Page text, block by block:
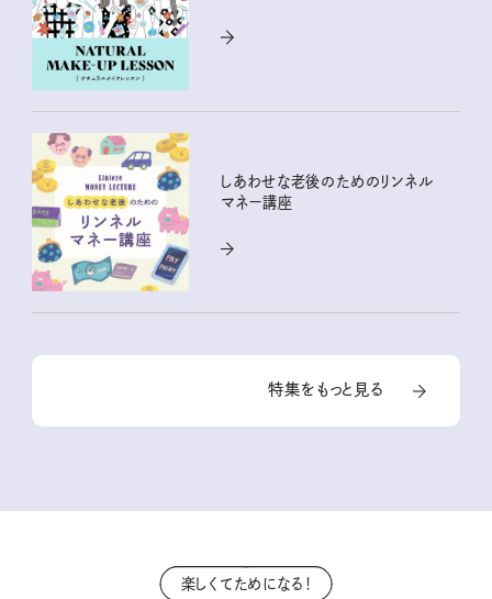
しあわせな老後のためのリンネル
マネー講座
特集をもっと見る
楽しくてためになる！